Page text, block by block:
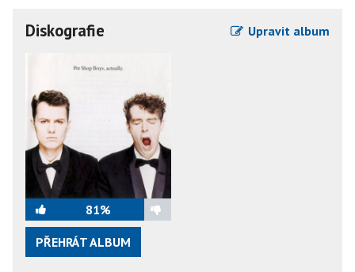
Diskografie Upravit album
81%
PŘEHRÁT ALBUM